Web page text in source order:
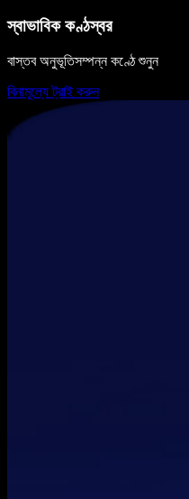
স্বাভাবিক কণ্ঠস্বর
বাস্তব অনুভূতিসম্পন্ন কণ্ঠে শুনুন
বিনামূল্যে ট্রাই করুন